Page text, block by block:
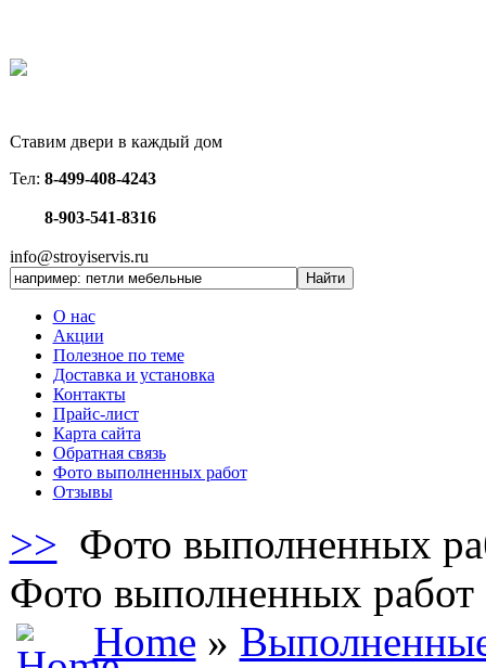
Ставим двери в каждый дом
Тел: 8-499-408-4243
8-903-541-8316
info@stroyiservis.ru
О нас
Акции
Полезное по теме
Доставка и установка
Контакты
Прайс-лист
Карта сайта
Обратная связь
Фото выполненных работ
Отзывы
>> Фото выполненных
Фото выполненных работ
Home »